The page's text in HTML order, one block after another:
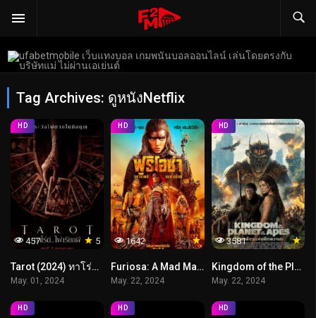
Tag Archives: ดูหนังNetflix
5
457
HD
Tarot (2024) ทาโร่ต์ ไพ่เรียกผี
May. 01, 2024
1642
HD
Furiosa: A Mad Max Saga (2024) ฟูริโอซ่า มหากาพย์แมดแม็กซ์
May. 22, 2024
3581
HD
Kingdom of the Planet of the Apes (2024) อาณาจักรแห่งพิภพวานร
May. 22, 2024
HD HD HD